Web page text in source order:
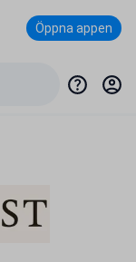
Öppna appen